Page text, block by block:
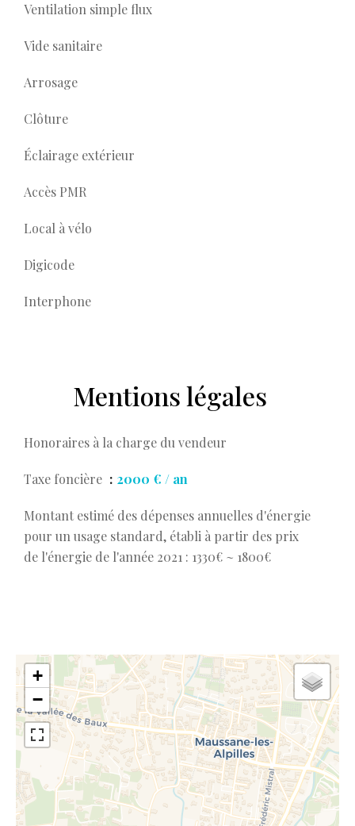
Ventilation simple flux
Vide sanitaire
Arrosage
Clôture
Éclairage extérieur
Accès PMR
Local à vélo
Digicode
Interphone
Mentions légales
Honoraires à la charge du vendeur
Taxe foncière 2000 € / an
Montant estimé des dépenses annuelles d'énergie
pour un usage standard, établi à partir des prix
de l'énergie de l'année 2021 : 1330€ ~ 1800€
+
−